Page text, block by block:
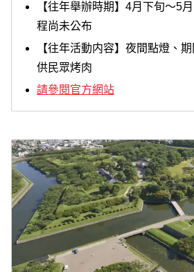
【往年舉辦時期】4月下旬～
程尚未公布
【往年活動内容】夜間點燈、
供民眾烤肉
請參閱官方網站